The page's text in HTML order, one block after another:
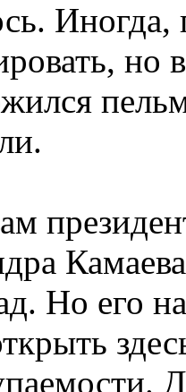
Иногда,
но
Но его